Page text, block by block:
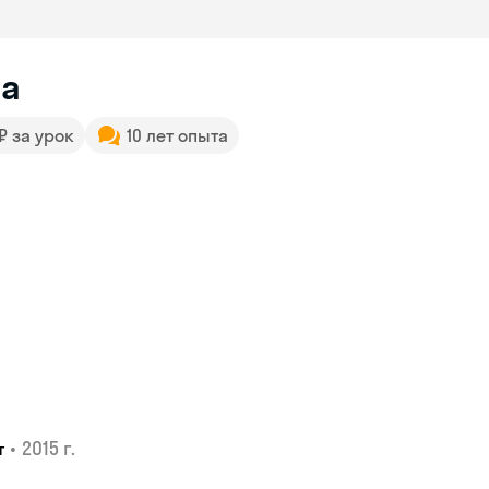
за урок 10 лет опыта
• 2015 г.